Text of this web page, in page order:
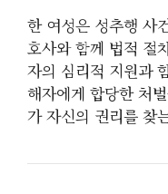
한 여성은 성추행 사
호사와 함께 법적 절
자의 심리적 지원과
해자에게 합당한 처
가 자신의 권리를 찾